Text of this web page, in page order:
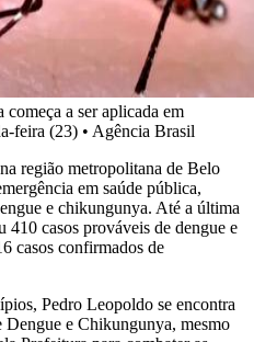
a ser aplicada em
feira (23) • Agência Brasil
região metropolitana de Belo
em saúde pública,
e chikungunya. Até a última
410 casos prováveis de dengue e
casos confirmados de
Pedro Leopoldo se encontra
Dengue e Chikungunya, mesmo